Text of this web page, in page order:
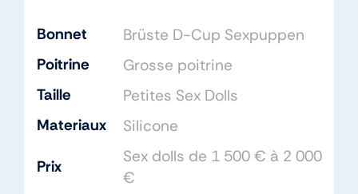
Bonnet
Brüste D-Cup Sexpuppen
Poitrine
Grosse poitrine
Taille
Petites Sex Dolls
Materiaux
Silicone
Prix
Sex dolls de 1 500 € à 2 000
€